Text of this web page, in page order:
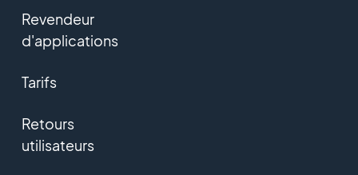
Revendeur
d'applications
Tarifs
Retours
utilisateurs